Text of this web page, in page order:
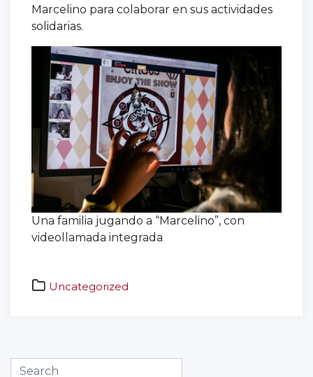
Marcelino para colaborar en sus actividades
solidarias.
Una familia jugando a “Marcelino”, con
videollamada integrada
Uncategorized